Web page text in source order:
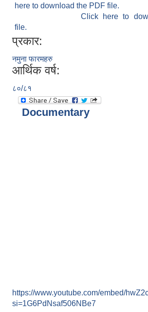
here to download the PDF file.
Click here to
file.
प्रकार:
नमुना फारमहरु
आर्थिक वर्ष:
८०/८१
Documentary
https://www.youtube.com/embed/
si=1G6PdNsaf506NBe7